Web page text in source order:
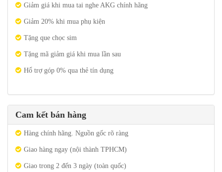
Giảm giá khi mua tai nghe AKG chính hãng
Giảm 20% khi mua phụ kiện
Tặng que chọc sim
Tặng mã giảm giá khi mua lần sau
Hổ trợ góp 0% qua thẻ tín dụng
Cam kết bán hàng
Hàng chính hãng. Nguồn gốc rõ ràng
Giao hàng ngay (nội thành TPHCM)
Giao trong 2 đến 3 ngày (toàn quốc)